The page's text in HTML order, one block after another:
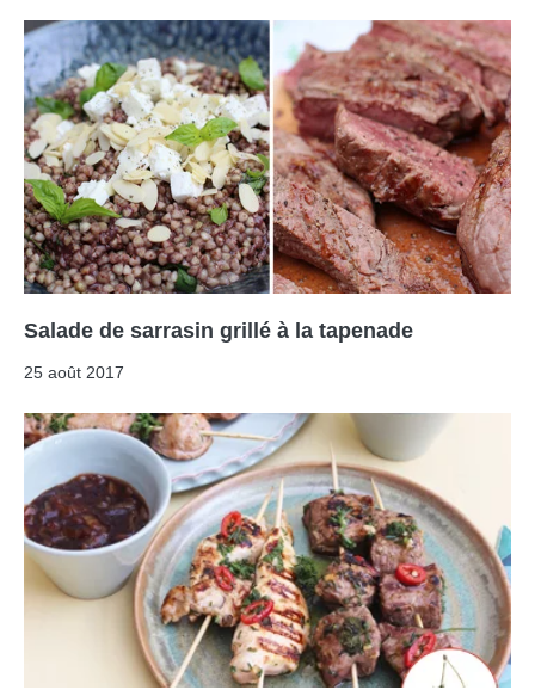
Salade de sarrasin grillé à la tapenade
25 août 2017